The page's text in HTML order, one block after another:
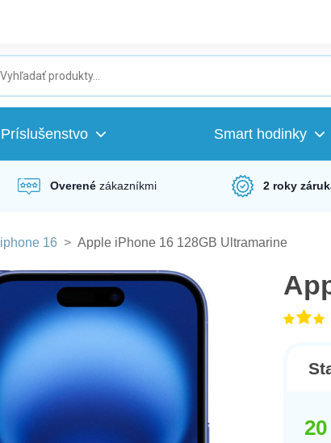
Príslušenstvo Smart hodinky
Overené zákazníkmi 2 roky
iphone 16 > Apple iPhone 16 128GB Ultramarine